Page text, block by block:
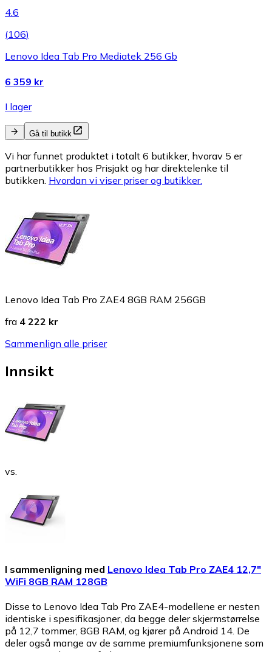
4.6
(106)
Lenovo Idea Tab Pro Mediatek 256 Gb
6 359 kr
I lager
Gå til butikk
Vi har funnet produktet i totalt 6 butikker, hvorav 5 er
partnerbutikker hos Prisjakt og har direktelenke til
butikken. Hvordan vi viser priser og butikker.
Lenovo Idea Tab Pro ZAE4 8GB RAM 256GB
fra 4 222 kr
Sammenlign alle priser
Innsikt
vs.
I sammenligning med Lenovo Idea Tab Pro ZAE4 12,7"
WiFi 8GB RAM 128GB
Disse to Lenovo Idea Tab Pro ZAE4-modellene er nesten
identiske i spesifikasjoner, da begge deler skjermstørrelse
på 12,7 tommer, 8GB RAM, og kjører på Android 14. De
deler også mange av de samme premiumfunksjonene som